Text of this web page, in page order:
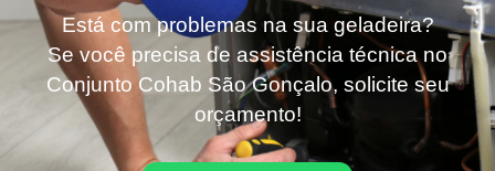
Está com problemas na sua geladeira?
Se você precisa de assistência técnica no
Conjunto Cohab São Gonçalo, solicite seu
orçamento!